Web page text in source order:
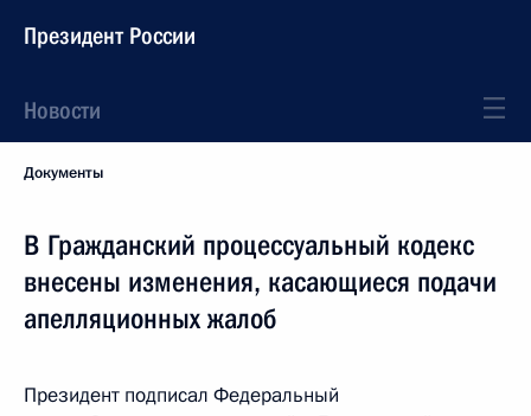
Президент России
Новости
Документы
В Гражданский процессуальный кодекс
внесены изменения, касающиеся подачи
апелляционных жалоб
Президент подписал Федеральный